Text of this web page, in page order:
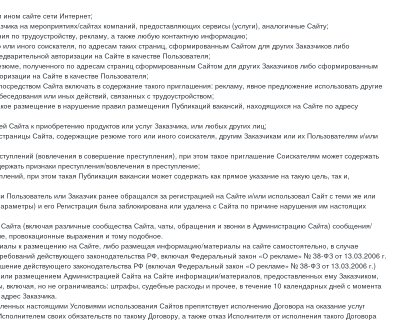
сайте сети Интернет;
на мероприятиях/сайтах компаний, предоставляющих сервисы (услуги), аналогичные Сайту;
по трудоустройству, рекламу, а также любую контактную информацию;
иного соискателя, по адресам таких страниц, сформированным Сайтом для других Заказчиков либо
авторизации на Сайте в качестве Пользователя;
полученного по адресам страниц сформированным Сайтом для других Заказчиков либо сформированным
на Сайте в качестве Пользователя;
Сайта включать в содержание такого приглашения: рекламу, явное предложение использовать другие
или иных действий, связанных с трудоустройством;
размещение в нарушение правил размещения Публикаций вакансий, находящихся на Сайте по адресу
к приобретению продуктов или услуг Заказчика, или любых других лиц;
Сайта, содержащие резюме того или иного соискателя, другим Заказчикам или их Пользователям и\или
(вовлечения в совершение преступления), при этом такое приглашение Соискателям может содержать
признаки преступления/вовлечения в преступление;
при этом такая Публикация вакансии может содержать как прямое указание на такую цель, так и,
Пользователь или Заказчик ранее обращался за регистрацией на Сайте и/или использовал Сайт с теми же или
и его Регистрация была заблокирована или удалена с Сайта по причине нарушения им настоящих
(включая различные сообщества Сайта, чаты, обращения и звонки в Администрацию Сайта) сообщения/
провокационные выражения и тому подобное.
к размещению на Сайте, либо размещая информацию/материалы на сайте самостоятельно, в случае
действующего законодательства РФ, включая Федеральный закон «О рекламе» № 38-ФЗ от 13.03.2006 г.
действующего законодательства РФ (включая Федеральный закон «О рекламе» № 38-ФЗ от 13.03.2006 г.)
размещением Администрацией Сайта на Сайте информации/материалов, предоставленных ему Заказчиком,
но не ограничиваясь: штрафы, судебные расходы и прочее, в течение 10 календарных дней с момента
Заказчика.
настоящими Условиями использования Сайтов препятствует исполнению Договора на оказание услуг
своих обязательств по такому Договору, а также отказ Исполнителя от исполнения такого Договора